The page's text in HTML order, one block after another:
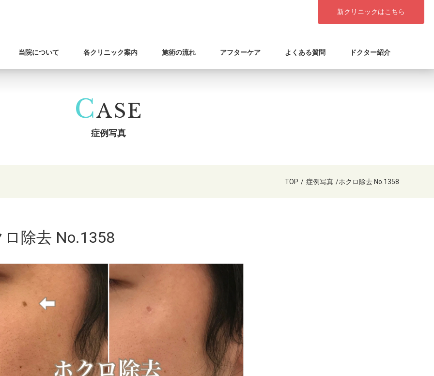
新クリニックはこちら
当院について 各クリニック案内 施術の流れ アフターケア よくある質問 ドクター紹介
CASE
症例写真
TOP / 症例写真 /ホクロ除去 No.1358
ロ除去 No.1358